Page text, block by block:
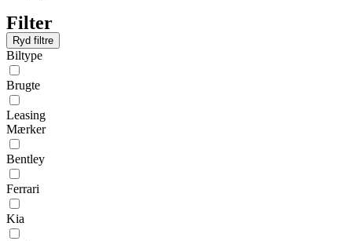
Filter
Ryd filtre
Biltype
Brugte
Leasing
Mærker
Bentley
Ferrari
Kia